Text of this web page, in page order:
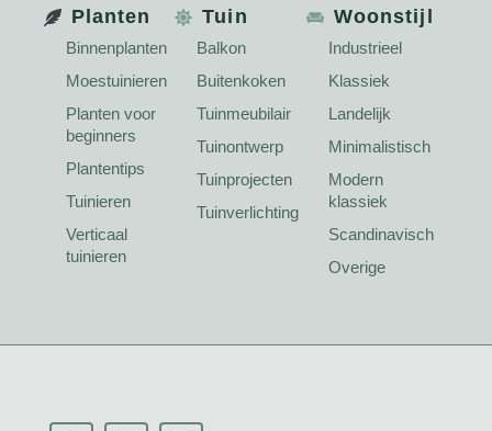
Planten
Binnenplanten
Moestuinieren
Planten voor
beginners
Plantentips
Tuinieren
Verticaal
tuinieren
Tuin
Balkon
Buitenkoken
Tuinmeubilair
Tuinontwerp
Tuinprojecten
Tuinverlichting
Woonstijl
Industrieel
Klassiek
Landelijk
Minimalistisch
Modern
klassiek
Scandinavisch
Overige